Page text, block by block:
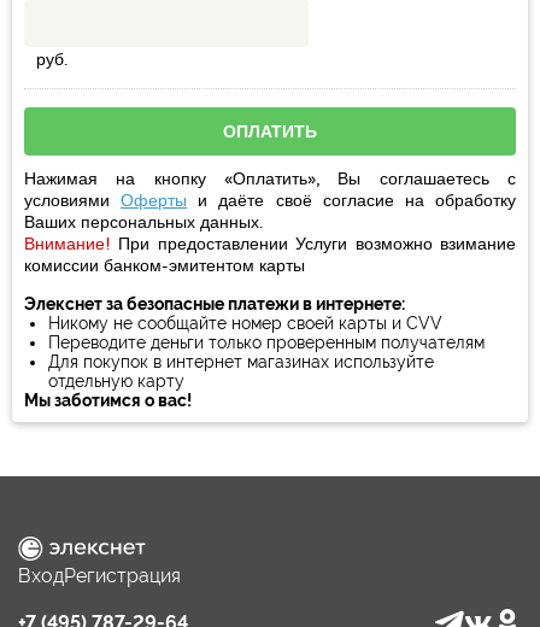
руб.
Нажимая на кнопку «Оплатить», Вы соглашаетесь с
условиямиОферты и даёте своё согласиена обработку
Ваших персональных данных.
Внимание! При предоставлении Услуги возможно взимание
комиссии банком-эмитентом карты
Элекснет за безопасные платежи в интернете:
Никому не сообщайте номер своей карты и CVV
Переводите деньги только проверенным получателям
Для покупок в интернет магазинах используйте
отдельную карту
Мы заботимся о вас!
ВходРегистрация